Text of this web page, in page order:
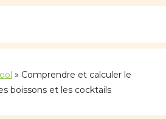
» Comprendre et calculer le
boissons et les cocktails